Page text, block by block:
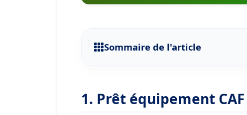
Sommaire de l'article
3. Conditions d’accès au prêt
1. Prêt équipement